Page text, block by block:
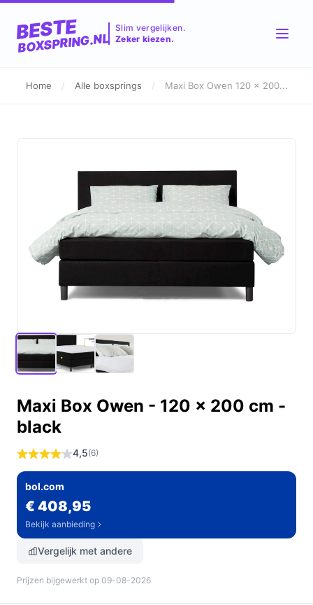
BESTE
BOXSPRING.NL
Slim vergelijken.
Zeker kiezen.
Home / Alle boxsprings / Maxi Box Owen 120 x 200...
Maxi Box Owen - 120 x 200 cm -
black
4,5(6)
bol.com
€ 408,95
Bekijk aanbieding
Vergelijk met andere
Prijzen bijgewerkt op 09-08-2026